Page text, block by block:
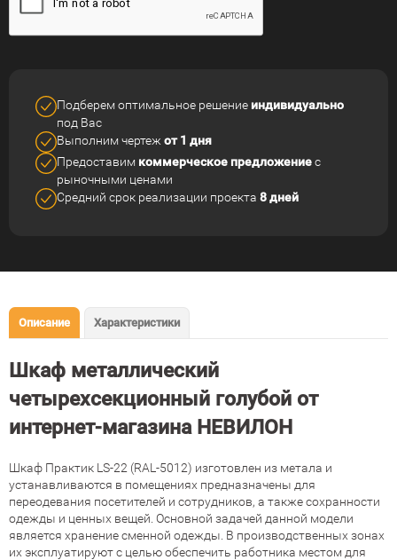
Подберем оптимальное решение индивидуально
под Вас
Выполним чертеж от 1 дня
Предоставим коммерческое предложениес
рыночными ценами
Средний срок реализации проекта 8 дней
Описание Характеристики
Шкаф металлический
четырехсекционный голубой от
интернет-магазина НЕВИЛОН
Шкаф Практик LS-22 (RAL-5012) изготовлен из метала и
устанавливаются в помещениях предназначены для
переодевания посетителей и сотрудников, а также сохранности
одежды и ценных вещей. Основной задачей данной модели
является хранение сменной одежды. В производственных зонах
их эксплуатируют с целью обеспечить работника местом для